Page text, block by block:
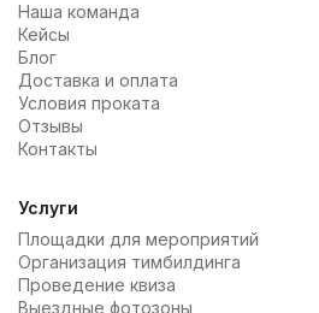
Наша команда
Кейсы
Блог
Доставка и оплата
Условия проката
Отзывы
Контакты
Услуги
Площадки для мероприятий
Организация тимбилдинга
Проведение квиза
Выездные фотозоны